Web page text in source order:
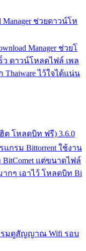
Manager ช่วยดาวน์โห
Manager ช่วยโ
ว ดาวน์โหลดไฟล์ เพล
ไว้ใจได้แน่น
ต โหลดบิท ฟรี) 3.6.0
กรม Bittorrent ใช้งาน
แต่ขนาดไฟล์
กๆ เอาไว้ โหลดบิท Bi
กรมดูสัญญาณ Wifi รอบ